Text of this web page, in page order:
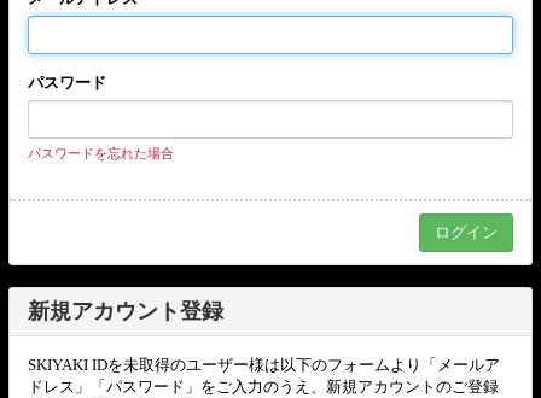
パスワード
パスワードを忘れた場合
新規アカウント登録
SKIYAKI IDを未取得のユーザー様は以下のフォームより「メールア
ドレス」「パスワード」をご入力のうえ、新規アカウントのご登録